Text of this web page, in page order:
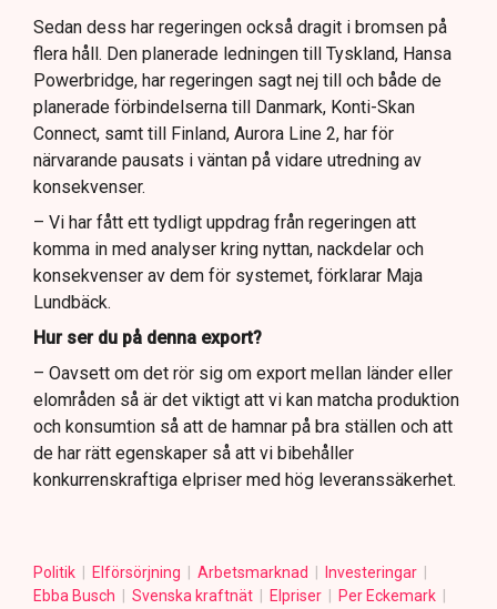
Sedan dess har regeringen också dragit i bromsen på
flera håll. Den planerade ledningen till Tyskland, Hansa
Powerbridge, har regeringen sagt nej till och både de
planerade förbindelserna till Danmark, Konti-Skan
Connect, samt till Finland, Aurora Line 2, har för
närvarande pausats i väntan på vidare utredning av
konsekvenser.
– Vi har fått ett tydligt uppdrag från regeringen att
komma in med analyser kring nyttan, nackdelar och
konsekvenser av dem för systemet, förklarar Maja
Lundbäck.
Hur ser du på denna export?
– Oavsett om det rör sig om export mellan länder eller
elområden så är det viktigt att vi kan matcha produktion
och konsumtion så att de hamnar på bra ställen och att
de har rätt egenskaper så att vi bibehåller
konkurrenskraftiga elpriser med hög leveranssäkerhet.
Politik Elförsörjning Arbetsmarknad
Investeringar
Ebba Busch
Svenska kraftnät Elpriser
Per Eckemark